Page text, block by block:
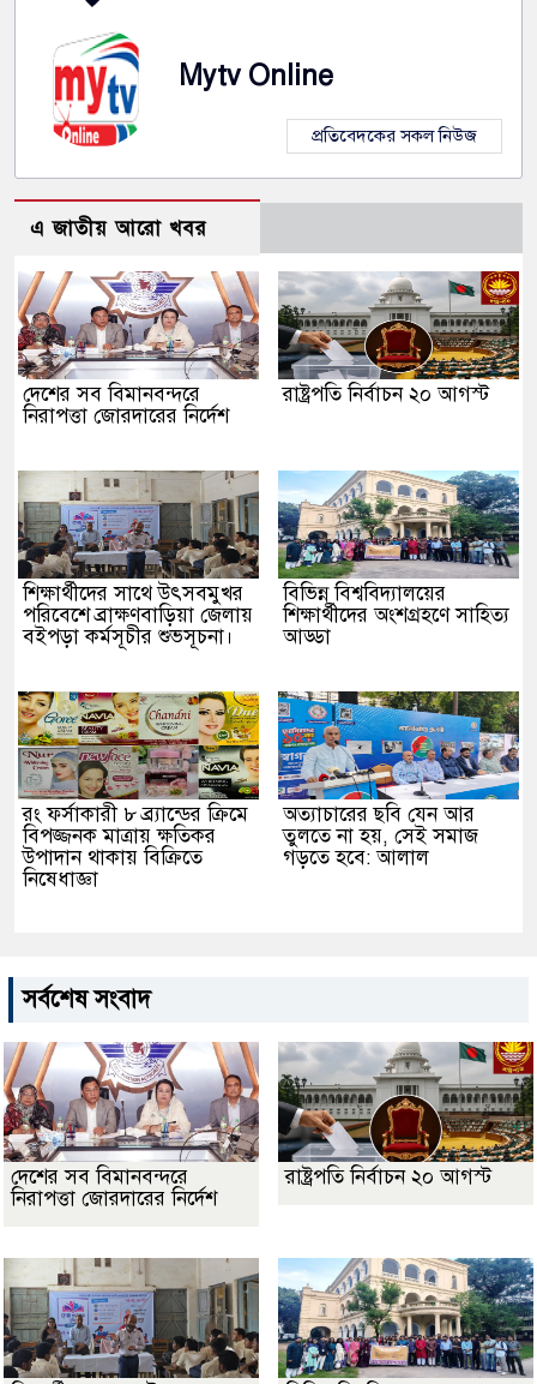
Mytv Online
প্রতিবেদকের সকল নিউজ
এ জাতীয় আরো খবর
দেশের সব বিমানবন্দরে
নিরাপত্তা জোরদারের নির্দেশ
রাষ্ট্রপতি নির্বাচন ২০ আগস্ট
শিক্ষার্থীদের সাথে উৎসবমুখর
পরিবেশে ব্রাক্ষণবাড়িয়া জেলায়
বইপড়া কর্মসূচীর শুভসূচনা।
বিভিন্ন বিশ্ববিদ্যালয়ের
শিক্ষার্থীদের অংশগ্রহণে সাহিত্য
আড্ডা
রং ফর্সাকারী ৮ ব্র্যান্ডের ক্রিমে
বিপজ্জনক মাত্রায় ক্ষতিকর
উপাদান থাকায় বিক্রিতে
নিষেধাজ্ঞা
অত্যাচারের ছবি যেন আর
তুলতে না হয়, সেই সমাজ
গড়তে হবে: আলাল
সর্বশেষ সংবাদ
দেশের সব বিমানবন্দরে
নিরাপত্তা জোরদারের নির্দেশ
রাষ্ট্রপতি নির্বাচন ২০ আগস্ট